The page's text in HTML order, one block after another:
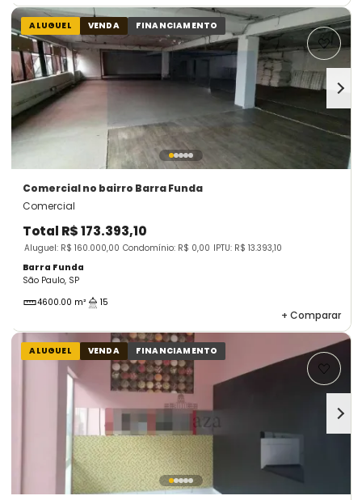
ALUGUEL VENDA FINANCIAMENTO
Comercialno bairro Barra Funda
Comercial
Total R$ 173.393,10
Aluguel: R$ 160.000,00 Condomínio: R$ 0,00 IPTU: R$ 13.393,10
Barra Funda
São Paulo, SP
4600.00 m²
15
+ Comparar
ALUGUEL VENDA FINANCIAMENTO